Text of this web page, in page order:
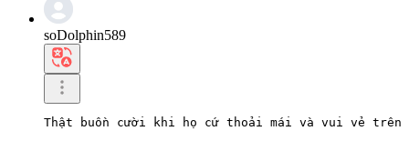
soDolphin589
Thật buồn cười khi họ cứ thoải mái và vui vẻ trên